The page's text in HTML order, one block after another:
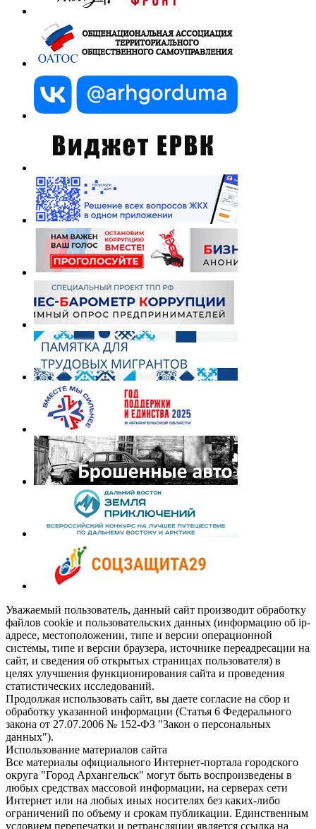
Уважаемый пользователь, данный сайт производит обработку
файлов cookie и пользовательских данных (информацию об ip-
адресе, местоположении, типе и версии операционной
системы, типе и версии браузера, источнике переадресации на
сайт, и сведения об открытых страницах пользователя) в
целях улучшения функционирования сайта и проведения
статистических исследований.
Продолжая использовать сайт, вы даете согласие на сбор и
обработку указанной информации (Статья 6 Федерального
закона от 27.07.2006 № 152-ФЗ "Закон о персональных
данных").
Использование материалов сайта
Все материалы официального Интернет-портала городского
округа "Город Архангельск" могут быть воспроизведены в
любых средствах массовой информации, на серверах сети
Интернет или на любых иных носителях без каких-либо
ограничений по объему и срокам публикации. Единственным
условием перепечатки и ретрансляции является ссылка на